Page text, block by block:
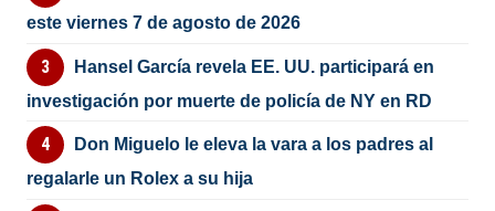
este viernes 7 de agosto de 2026
Hansel García revela EE. UU. participará en
investigación por muerte de policía de NY en RD
Don Miguelo le eleva la vara a los padres al
regalarle un Rolex a su hija